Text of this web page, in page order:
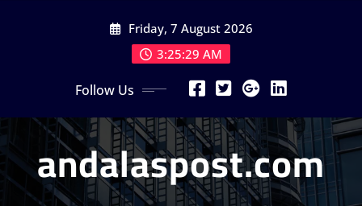
Friday, 7 August 2026
3:25:30 AM
Follow Us
andalaspost.com